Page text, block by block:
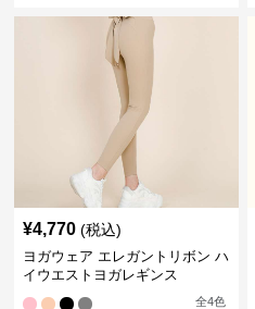
¥4,770 (税込)
ヨガウェア エレガントリボン ハ
イウエストヨガレギンス
全4色